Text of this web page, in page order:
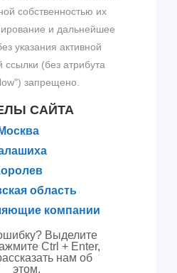
собственностью их
и дальнейшее
указания активной
ссылки (без атрибута
запрещено.
САЙТА
Москва
область
компании
Выделите
Ctrl + Enter,
нам об
этом.